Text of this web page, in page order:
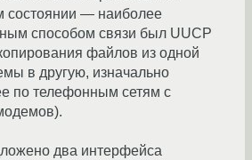
состоянии — наиболее
способом связи был UUCP
файлов из одной
в другую, изначально
по телефонным сетям с
два интерфейса